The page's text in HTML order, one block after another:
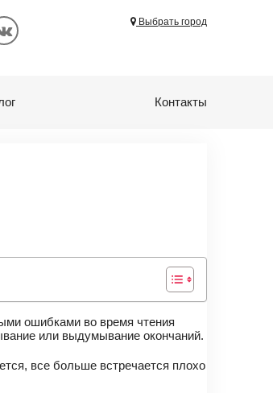
Выбрать город
Контакты
ошибками во время чтения
или выдумывание окончаний.
все больше встречается плохо